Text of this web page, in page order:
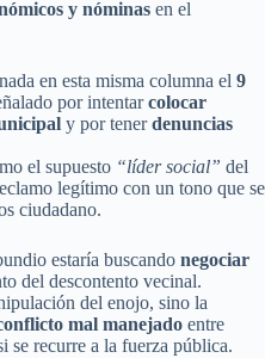
y nóminas en el
en esta misma columna el 9
por intentarcolocar
y por tenerdenuncias
el supuesto “líder social” del
legítimo con un tono que se
ciudadano.
estaría buscando negociar
del descontento vecinal.
del enojo, sino la
mal manejado entre
se recurre a la fuerza pública.